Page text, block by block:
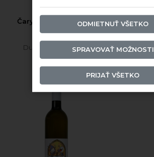
Čary polosladké 2023
Durgala & Budinský
ODMIETNUŤ VŠETKO
SPRAVOVAŤ MOŽNOSTI
PRIJAŤ VŠETKO